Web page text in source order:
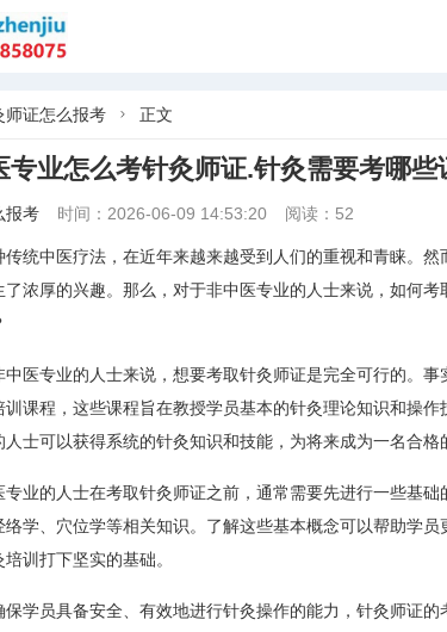
师证怎么报考  正文
专业怎么考针灸师证.针灸需要考哪些
报考 时间：2026-06-09 14:53:20 阅读：52
传统中医疗法，在近年来越来越受到人们的重视和青睐。
了浓厚的兴趣。那么，对于非中医专业的人士来说，如何
中医专业的人士来说，想要考取针灸师证是完全可行的。
课程，这些课程旨在教授学员基本的针灸理论知识和操作
士可以获得系统的针灸知识和技能，为将来成为一名合格
专业的人士在考取针灸师证之前，通常需要先进行一些基
学、穴位学等相关知识。了解这些基本概念可以帮助学员
训打下坚实的基础。
保学员具备安全、有效地进行针灸操作的能力，针灸师证